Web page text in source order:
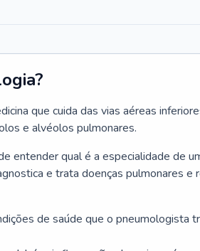
que cuida das vias aéreas
e alvéolos pulmonares.
entender qual é a especialidade de
e trata doenças pulmonares e
de saúde que o pneumologista